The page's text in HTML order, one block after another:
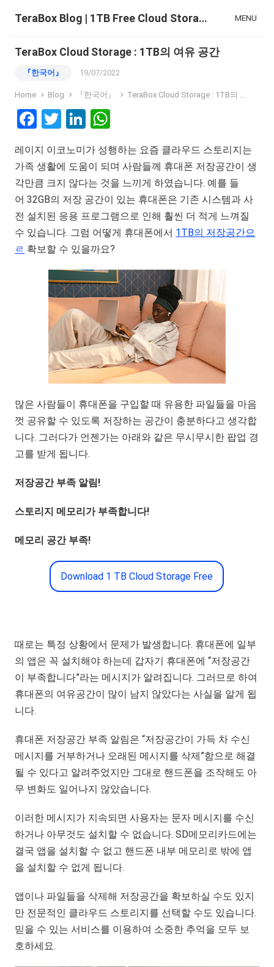
TeraBox Blog | 1TB Free Cloud Storage & All-in-One AI Space MENU
TeraBox Cloud Storage : 1TB의 여유 공간
『한국어』 19/07/2022
Home Blog 『한국어』 TeraBox Cloud Storage : 1TB의 여유 공간
F
ce
b
o
o
k
T
tt
er
Li
ke
dI
n
at
s
A
p
p
레이지 이코노미가 성행하는 요즘 클라우드 스토리지는
가족 생활에 도움이 되며 사람들께 휴대폰 저장공간이 생
각만큼 크지 않다는 것을 느끼게 하였습니다. 예를 들
어 32GB의 저장 공간이 있는 휴대폰은 기존 시스템과 사
전 설치된 응용 프로그램으로 인해 훨씬 더 적게 느껴질
수 있습니다. 그럼 어떻게 휴대폰에서 1TB의 저장공간으
ㄹ 확보할 수 있을까요?
많은 사람들이 휴대폰을 구입할 때 유용한 파일들을 마음
껏 공유할 수 있도록 저장하는 공간이 충분하다고 생각합
니다. 그러다가 언젠가는 아래와 같은 무시무시한 팝업 경
고를 받게 됩니다.
저장공간 부족 알림!
스토리지 메모리가 부족합니다!
메모리 공간 부족!
Download 1 TB Cloud Storage Free
때로는 특정 상황에서 문제가 발생합니다. 휴대폰에 일부
의 앱은 꼭 설치해야 하는데 갑자기 휴대폰에 “저장공간
이 부족합니다”라는 메시지가 알려집니다. 그러므로 하여
휴대폰의 여유공간이 많이 남지 않았다는 사실을 알게 됩
니다.
휴대폰 저장공간 부족 알림은 “저장공간이 가득 차 수신
메시지를 거부하거나 오래된 메시지를 삭제”함으로 해결
될 수 있다고 알려주었지만 그대로 핸드폰을 조작해도 아
무 변화도 일어나지 않았습니다.
이러한 메시지가 지속되면 사용자는 문자 메시지를 수신
하거나 아무것도 설치할 수 없습니다. SD메모리카드에는
결국 앱을 설치할 수 없고 핸드폰 내부 메모리로 밖에 앱
을 설치할 수 없게 됩니다.
앱이나 파일들을 삭제해 저장공간을 확보하실 수도 있지
만 전문적인 클라우드 스토리지를 선택할 수도 있습니다.
믿을 수 있는 서비스를 이용하여 소중한 추억을 모두 보
호하세요.